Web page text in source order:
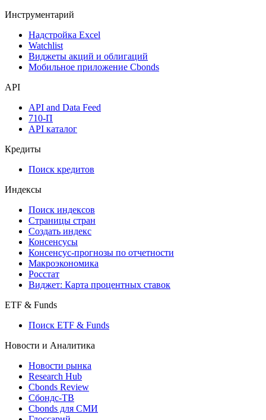
Инструментарий
Надстройка Excel
Watchlist
Виджеты акций и облигаций
Мобильное приложение Cbonds
API
API and Data Feed
710-П
API каталог
Кредиты
Поиск кредитов
Индексы
Поиск индексов
Страницы стран
Создать индекс
Консенсусы
Консенсус-прогнозы по отчетности
Макроэкономика
Росстат
Виджет: Карта процентных ставок
ETF & Funds
Поиск ETF & Funds
Новости и Аналитика
Новости рынка
Research Hub
Cbonds Review
Сбондс-ТВ
Cbonds для СМИ